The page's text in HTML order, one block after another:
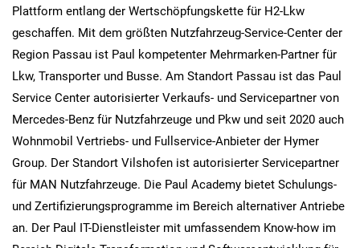
Plattform entlang der Wertschöpfungskette für H2-Lkw
geschaffen. Mit dem größten Nutzfahrzeug-Service-Center der
Region Passau ist Paul kompetenter Mehrmarken-Partner für
Lkw, Transporter und Busse. Am Standort Passau ist das Paul
Service Center autorisierter Verkaufs- und Servicepartner von
Mercedes-Benz für Nutzfahrzeuge und Pkw und seit 2020 auch
Wohnmobil Vertriebs- und Fullservice-Anbieter der Hymer
Group. Der Standort Vilshofen ist autorisierter Servicepartner
für MAN Nutzfahrzeuge. Die Paul Academy bietet Schulungs-
und Zertifizierungsprogramme im Bereich alternativer Antriebe
an. Der Paul IT-Dienstleister mit umfassendem Know-how im